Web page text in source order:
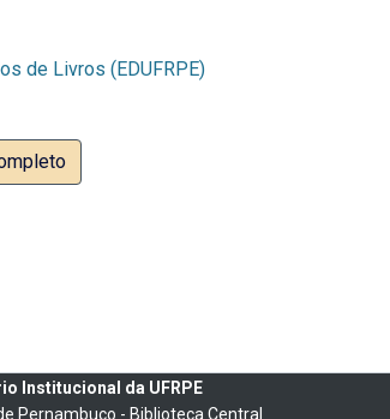
de Livros (EDUFRPE)
Institucional da UFRPE
Pernambuco - Biblioteca Central